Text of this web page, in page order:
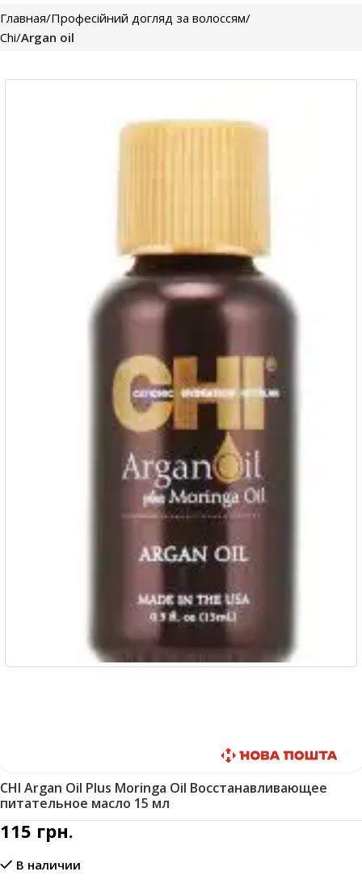
Главная Професійний догляд за волоссям
Chi Argan oil
CHI Argan Oil Plus Moringa Oil Восстанавливающее
питательное масло 15 мл
115 грн.
В наличии